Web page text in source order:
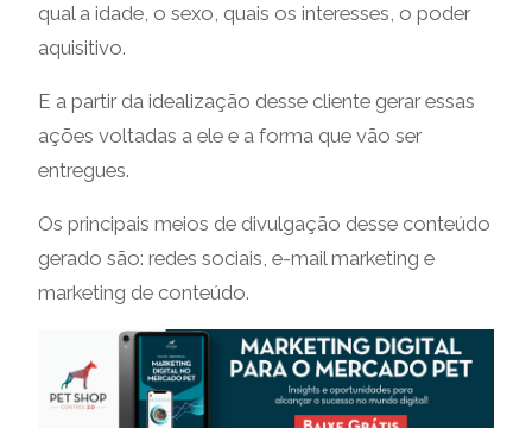
qual a idade, o sexo, quais os interesses, o poder
aquisitivo.
E a partir da idealização desse cliente gerar essas
ações voltadas a ele e a forma que vão ser
entregues.
Os principais meios de divulgação desse conteúdo
gerado são: redes sociais, e-mail marketing e
marketing de conteúdo.